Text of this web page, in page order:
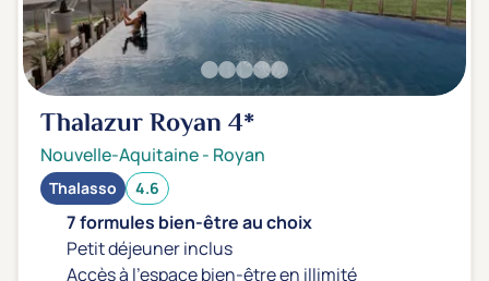
Thalazur Royan4*
Nouvelle-Aquitaine- Royan
Thalasso 4.6
7 formules bien-être au choix
Petit déjeuner inclus
Accès à l'espace bien-être en illimité